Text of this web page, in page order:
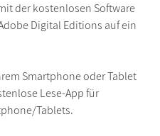
der kostenlosen Software
Digital Editions auf ein
Smartphone oder Tablet
Lese-App für
Tablets.